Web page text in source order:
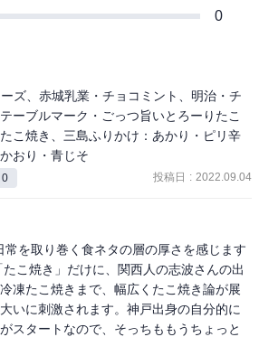
0
ズ、赤城乳業・チョコミント、明治・チ
ーブルマーク・ごっつ旨いとろーりたこ
こ焼き、三島ふりかけ：あかり・ピリ辛
おり・青じそ
0 投稿日 : 2022.09.04
常を取り巻く食ネタの層の厚さを感じます
こ焼き」だけに、関西人の志波さんの出
凍たこ焼きまで、幅広くたこ焼き論が展
いに刺激されます。神戸出身の自分的に
スタートなので、そっちももうちょっと